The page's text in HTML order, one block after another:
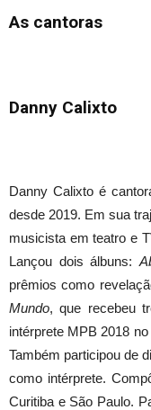
As cantoras
Danny Calixto
Danny Calixto é
desde 2019. Em sua
musicista em teatro e
Lançou dois álbuns:
prêmios como
Mundo, que recebeu
intérprete MPB 2018
Também participou de
como intérprete.
Curitiba e São Paulo.